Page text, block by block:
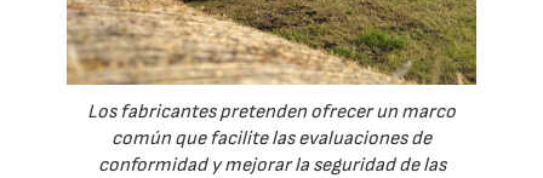
Los fabricantes pretenden ofrecer un marco
común que facilite las evaluaciones de
conformidad y mejorar la seguridad de las